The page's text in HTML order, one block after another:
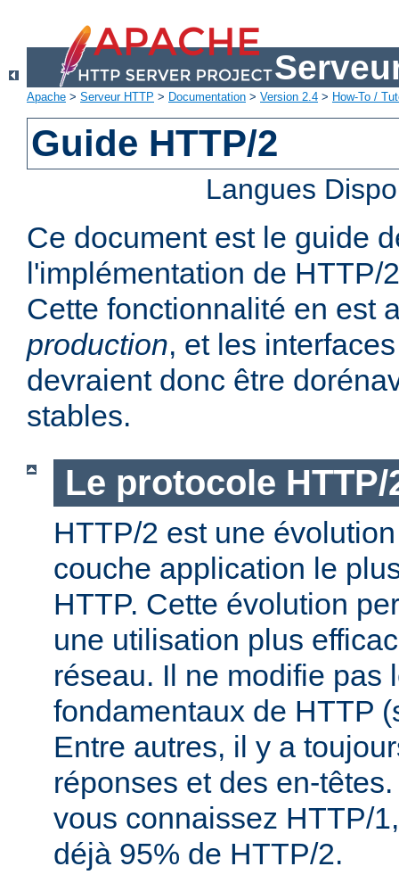
Apache > Serveur HTTP > Documentation > Version 2.4 > How-To /
Guide HTTP/2
Langues
Ce document est le guide
l'implémentation de HTTP/
Cette fonctionnalité en est
production, et les
devraient donc être
stables.
Le protocole HTTP/
HTTP/2 est une
couche application le
HTTP. Cette évolution
une utilisation plus
réseau. Il ne modifie pas
fondamentaux de HTTP
Entre autres, il y a
réponses et des en-
vous connaissez HTTP/
déjà 95% de HTTP/2.